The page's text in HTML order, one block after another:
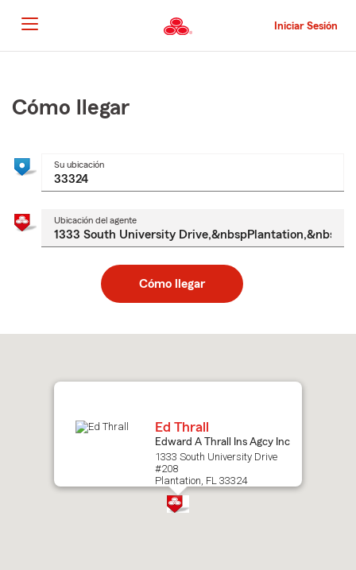
al
contenido
principal
Iniciar Sesión
principal
Cómo llegar
Su ubicación
Ubicación del agente
Cómo llegar
to
Ed Thrall
Edward A Thrall Ins Agcy Inc
1333 South University Drive
#208
Plantation, FL 33324